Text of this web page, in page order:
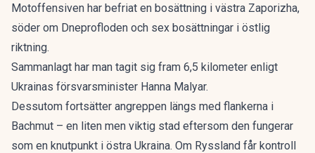
Motoffensiven har befriat en bosättning i västra Zaporizha,
söder om Dneprofloden och sex bosättningar i östlig
riktning.
Sammanlagt har man tagit sig fram 6,5 kilometer enligt
Ukrainas försvarsminister Hanna Malyar.
Dessutom fortsätter angreppen längs med flankerna i
Bachmut – en liten men viktig stad eftersom den fungerar
som en knutpunkt i östra Ukraina. Om Ryssland får kontroll